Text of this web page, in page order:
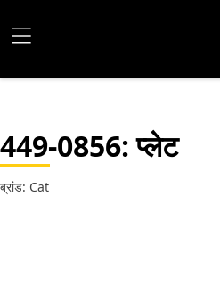
449-0856: प्लेट
ब्रांड: Cat